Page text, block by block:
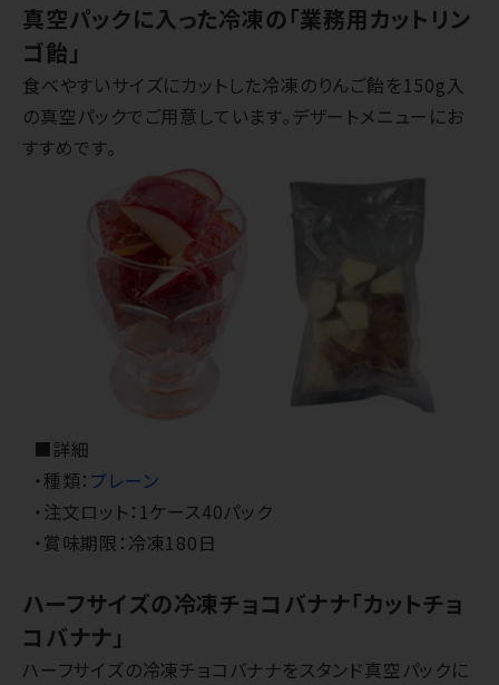
真空パックに入った冷凍の「業務用カットリン
ゴ飴」
食べやすいサイズにカットした冷凍のりんご飴を150g入
の真空パックでご用意しています。デザートメニューにお
すすめです。
■詳細
・種類： プレーン
・注文ロット：1ケース40パック
・賞味期限：冷凍180日
ハーフサイズの冷凍チョコバナナ「カットチョ
コバナナ」
ハーフサイズの冷凍チョコバナナをスタンド真空パックに